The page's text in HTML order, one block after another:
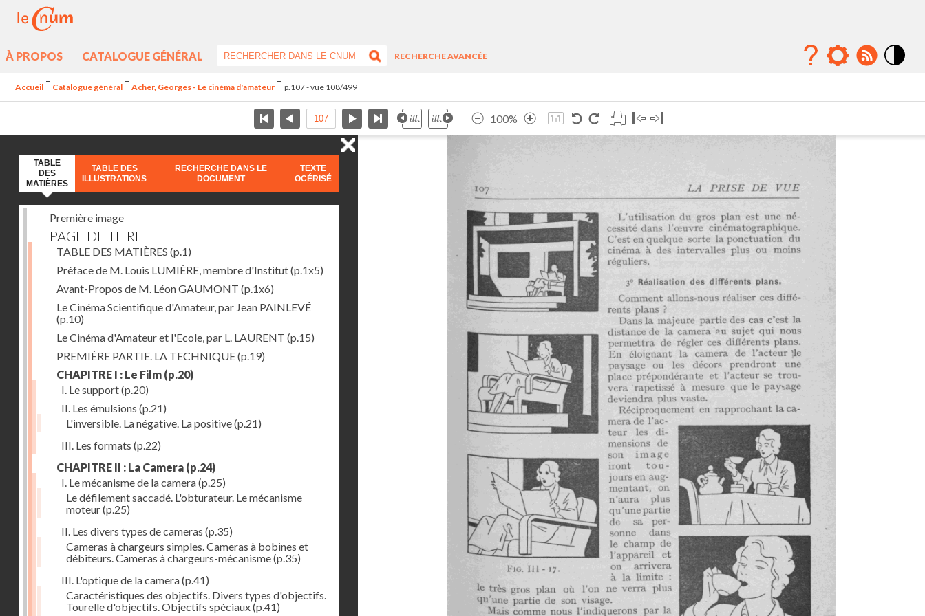
À PROPOS CATALOGUE GÉNÉRAL
RECHERCHE AVANCÉE
Accueil Catalogue général Acher, Georges - Le cinéma d'amateur p.107 - vue 108/499
100%
TABLE
DES
MATIÈRES
TABLE DES
ILLUSTRATIONS
RECHERCHE DANS LE
DOCUMENT
TEXTE
OCÉRISÉ
Première image
PAGE DE TITRE
TABLE DES MATIÈRES (p.1)
Préface de M. Louis LUMIÈRE, membre d'Institut(p.1x5)
Avant-Propos de M. Léon GAUMONT (p.1x6)
Le Cinéma Scientifique d'Amateur, par Jean PAINLEVÉ
(p.10)
Le Cinéma d'Amateur et l'Ecole, par L. LAURENT (p.15)
PREMIÈRE PARTIE. LA TECHNIQUE(p.19)
CHAPITRE I : Le Film (p.20)
I. Le support(p.20)
II. Les émulsions (p.21)
L'inversible. La négative. La positive(p.21)
III. Les formats (p.22)
CHAPITRE II : La Camera (p.24)
I. Le mécanisme de la camera(p.25)
Le défilement saccadé. L'obturateur. Le mécanisme
moteur(p.25)
II. Les divers types de cameras (p.35)
Cameras à chargeurs simples. Cameras à bobines et
débiteurs. Cameras à chargeurs-mécanisme(p.35)
III. L'optique de la camera(p.41)
Caractéristiques des objectifs. Divers types d'objectifs.
Tourelle d'objectifs. Objectifs spéciaux(p.41)